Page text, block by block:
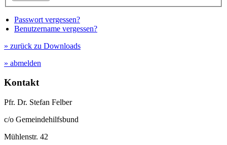
Passwort vergessen?
Benutzername vergessen?
» zurück zu Downloads
» abmelden
Kontakt
Pfr. Dr. Stefan Felber
c/o Gemeindehilfsbund
Mühlenstr. 42